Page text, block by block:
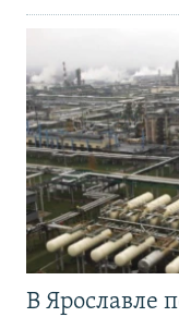
В Ярославле